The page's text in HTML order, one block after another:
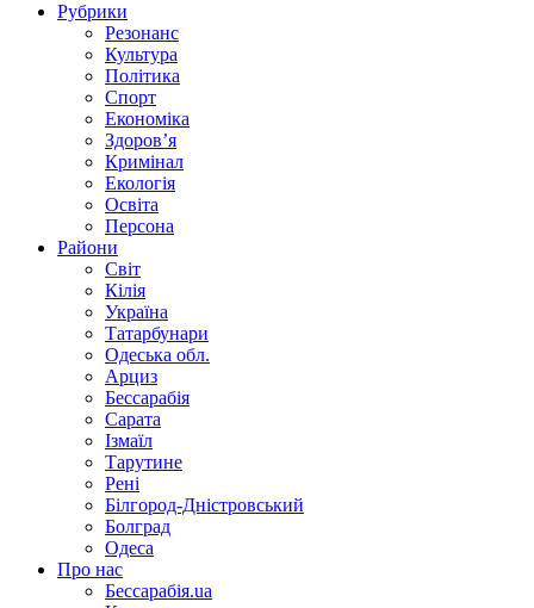
Рубрики
Резонанс
Культура
Політика
Спорт
Економіка
Здоров’я
Кримінал
Екологія
Освіта
Персона
Райони
Світ
Кілія
Україна
Татарбунари
Одеська обл.
Арциз
Бессарабія
Сарата
Ізмаїл
Тарутине
Рені
Білгород-Дністровський
Болград
Одеса
Про нас
Бессарабія.ua